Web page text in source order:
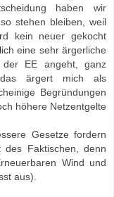
haben wir
stehen bleiben, weil
kein neuer gekocht
eine sehr ärgerliche
der EE angeht, ganz
ärgert mich als
Begründungen
höhere Netzentgelte
Gesetze fordern
Faktischen, denn
Wind und
aus).